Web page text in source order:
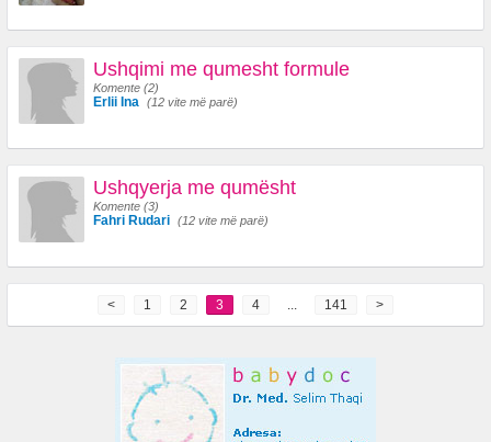
Ushqimi me qumesht formule
Komente (2)
Erlii Ina (12 vite më parë)
Ushqyerja me qumësht
Komente (3)
Fahri Rudari (12 vite më parë)
< 1 2 3 4 ... 141 >